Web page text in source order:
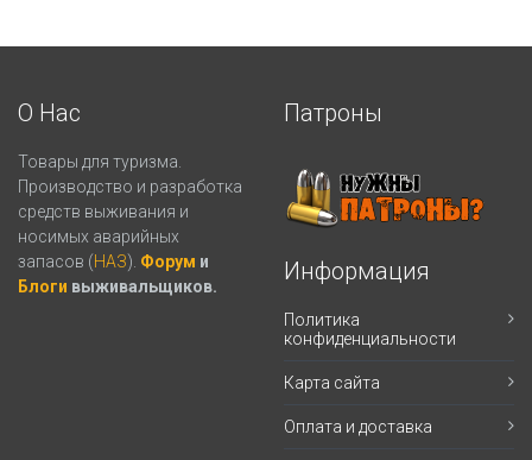
О Нас
Товары для туризма.
Производство и разработка
средств выживания и
носимых аварийных
запасов (НАЗ). Форум и
Блоги выживальщиков.
Патроны
Информация
Политика
конфиденциальности
Карта сайта
Оплата и доставка